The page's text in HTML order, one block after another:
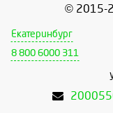
© 2015-
Екатеринбург
8 800 6000 311